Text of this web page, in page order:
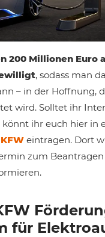
200 Millionen Euro
, sodass man
– in der Hoffnung,
wird. Solltet ihr
könnt ihr euch hier in
eintragen. Dort
zum
für